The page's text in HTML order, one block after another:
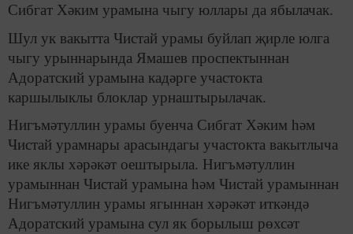
Сибгат Хәким урамына чыгу юллары да ябылачак.
Шул ук вакытта Чистай урамы буйлап җирле юлга
чыгу урыннарында Ямашев проспектыннан
Адоратский урамына кадәрге участокта
каршылыклы блоклар урнаштырылачак.
Нигъмәтуллин урамы буенча Сибгат Хәким һәм
Чистай урамнары арасындагы участокта вакытлыча
ике яклы хәрәкәт оештырыла. Нигъмәтуллин
урамыннан Чистай урамына һәм Чистай урамыннан
Нигъмәтуллин урамы ягыннан хәрәкәт иткәндә
Адоратский урамына сул як борылыш рөхсәт